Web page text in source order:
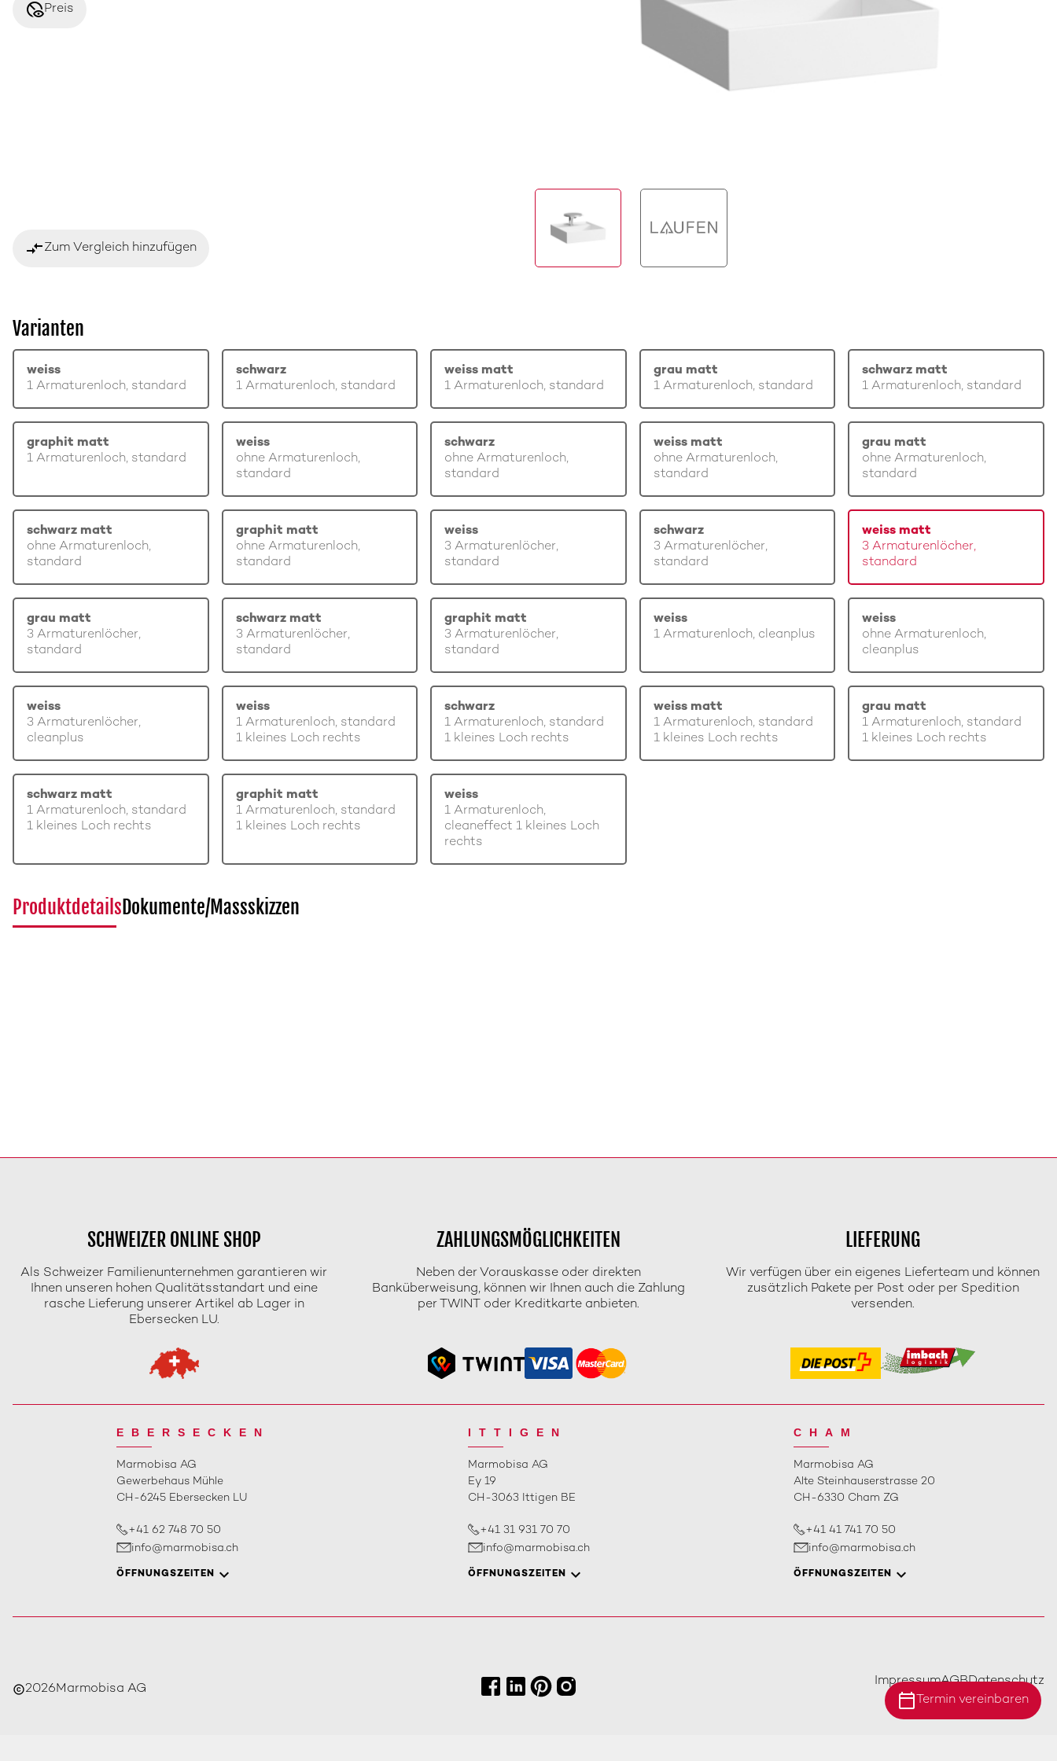
disabled_visiblePreis
compare_arrowsZum Vergleich hinzufügen
Varianten
weiss
1 Armaturenloch, standard
schwarz
1 Armaturenloch, standard
weiss matt
1 Armaturenloch, standard
grau matt
1 Armaturenloch, standard
schwarz matt
1 Armaturenloch, standard
graphit matt
1 Armaturenloch, standard
weiss
ohne Armaturenloch,
standard
schwarz
ohne Armaturenloch,
standard
weiss matt
ohne Armaturenloch,
standard
grau matt
ohne Armaturenloch,
standard
schwarz matt
ohne Armaturenloch,
standard
graphit matt
ohne Armaturenloch,
standard
weiss
3 Armaturenlöcher,
standard
schwarz
3 Armaturenlöcher,
standard
weiss matt
3 Armaturenlöcher,
standard
grau matt
3 Armaturenlöcher,
standard
schwarz matt
3 Armaturenlöcher,
standard
graphit matt
3 Armaturenlöcher,
standard
weiss
1 Armaturenloch, cleanplus
weiss
ohne Armaturenloch,
cleanplus
weiss
3 Armaturenlöcher,
cleanplus
weiss
1 Armaturenloch, standard
1 kleines Loch rechts
schwarz
1 Armaturenloch, standard
1 kleines Loch rechts
weiss matt
1 Armaturenloch, standard
1 kleines Loch rechts
grau matt
1 Armaturenloch, standard
1 kleines Loch rechts
schwarz matt
1 Armaturenloch, standard
1 kleines Loch rechts
graphit matt
1 Armaturenloch, standard
1 kleines Loch rechts
weiss
1 Armaturenloch,
cleaneffect 1 kleines Loch
rechts
ProduktdetailsDokumente/Massskizzen
SCHWEIZER ONLINE SHOP
Als Schweizer Familienunternehmen garantieren wir
Ihnen unseren hohen Qualitätsstandart und eine
rasche Lieferung unserer Artikel ab Lager in
Ebersecken LU.
ZAHLUNGSMÖGLICHKEITEN
Neben der Vorauskasse oder direkten
Banküberweisung, können wir Ihnen auch die Zahlung
per TWINT oder Kreditkarte anbieten.
LIEFERUNG
Wir verfügen über ein eigenes Lieferteam und können
zusätzlich Pakete per Post oder per Spedition
versenden.
calendar_today Termin vereinbaren
EBERSECKEN
Marmobisa AG
Gewerbehaus Mühle
CH-6245 Ebersecken LU
+41 62 748 70 50
info@marmobisa.ch
ÖFFNUNGSZEITEN
ITTIGEN
Marmobisa AG
Ey 19
CH-3063 Ittigen BE
+41 31 931 70 70
info@marmobisa.ch
ÖFFNUNGSZEITEN
CHAM
Marmobisa AG
Alte Steinhauserstrasse 20
CH-6330 Cham ZG
+41 41 741 70 50
info@marmobisa.ch
ÖFFNUNGSZEITEN
copyright2026Marmobisa AG
ImpressumAGBDatenschutz